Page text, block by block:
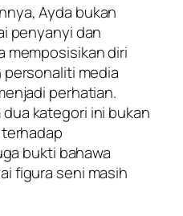
Ayda bukan
penyanyi dan
memposisikan diri
personaliti media
perhatian.
kategori ini bukan
bukti bahawa
figura seni masih